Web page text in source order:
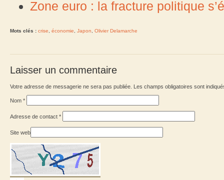
Zone euro : la fracture politique
Mots clés : crise économie Japon Olivier Delamarche
Laisser un commentaire
Votre adresse de messagerie ne sera pas publiée. Les champs obligatoires sont
Nom *
Adresse de contact *
Site web